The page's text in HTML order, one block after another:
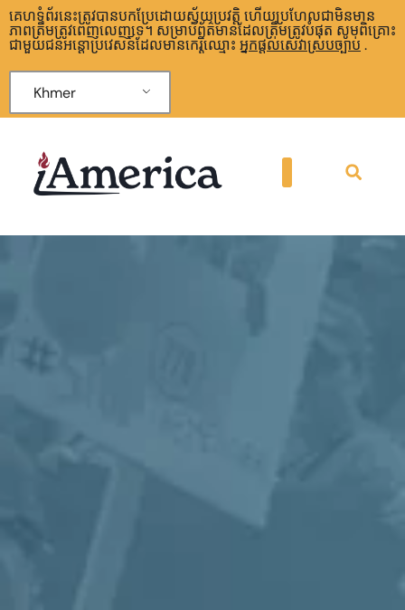
គេហទំព័រនេះត្រូវបានបកប្រែដោយស្វ័យប្រវត្តិ ហើយប្រហែលជាមិនមាន
ភាពត្រឹមត្រូវពេញលេញទេ។ សម្រាប់ព័ត៌មានដែលត្រឹមត្រូវបំផុត សូមពិគ្រោះ
ជាមួយជនអន្តោប្រវេសន៍ដែលមានកេរ្តិ៍ឈ្មោះ អ្នកផ្តល់សេវាស្របច្បាប់ .
Khmer